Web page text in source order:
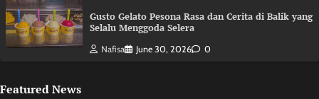
Gusto Gelato Pesona Rasa dan Cerita di Balik yang
Selalu Menggoda Selera
Nafisa June 30, 2026 0
Featured News